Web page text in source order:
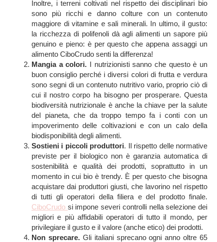
Inoltre, i terreni coltivati nel rispetto dei disciplinari bio
sono più ricchi e danno colture con un contenuto
maggiore di vitamine e sali minerali. In ultimo, il gusto:
la ricchezza di polifenoli dà agli alimenti un sapore più
genuino e pieno: è per questo che appena assaggi un
alimento CiboCrudo senti la differenza!
Mangia a colori. I nutrizionisti sanno che questo è un
buon consiglio perché i diversi colori di frutta e verdura
sono segni di un contenuto nutritivo vario, proprio ciò di
cui il nostro corpo ha bisogno per prosperare. Questa
biodiversità nutrizionale è anche la chiave per la salute
del pianeta, che da troppo tempo fa i conti con un
impoverimento delle coltivazioni e con un calo della
biodisponibilità degli alimenti.
Sostieni i piccoli produttori. Il rispetto delle normative
previste per il biologico non è garanzia automatica di
sostenibilità e qualità dei prodotti, soprattutto in un
momento in cui bio è trendy. È per questo che bisogna
acquistare dai produttori giusti, che lavorino nel rispetto
di tutti gli operatori della filiera e del prodotto finale.
CiboCrudo si impone severi controlli nella selezione dei
migliori e più affidabili operatori di tutto il mondo, per
privilegiare il gusto e il valore (anche etico) dei prodotti.
Non sprecare.Gli italiani sprecano ogni anno oltre 65